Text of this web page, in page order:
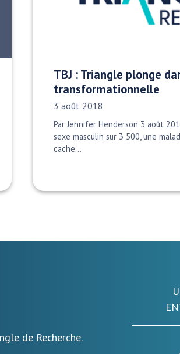
TBJ : Triangle plonge
transformationnelle
Date publiée:
3 août 2018
Par Jennifer Henderson 3 août
sexe masculin sur 3 500, une
cache…
de Recherche.